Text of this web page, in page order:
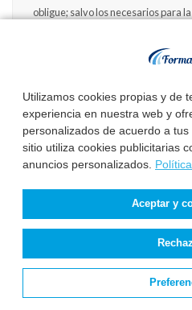
Utilizamos cookies propias y de
experiencia en nuestra web y
personalizados de acuerdo a
sitio utiliza cookies publicitarias
anuncios personalizados.
Aceptar y
obligue; salvo los necesarios para
y/o cancelarlos en los términos
Deseo recibir información
oposiciones.
Acepto laPolítica de Privacidad
Acepto el tratamiento de mis
solicitud de información.